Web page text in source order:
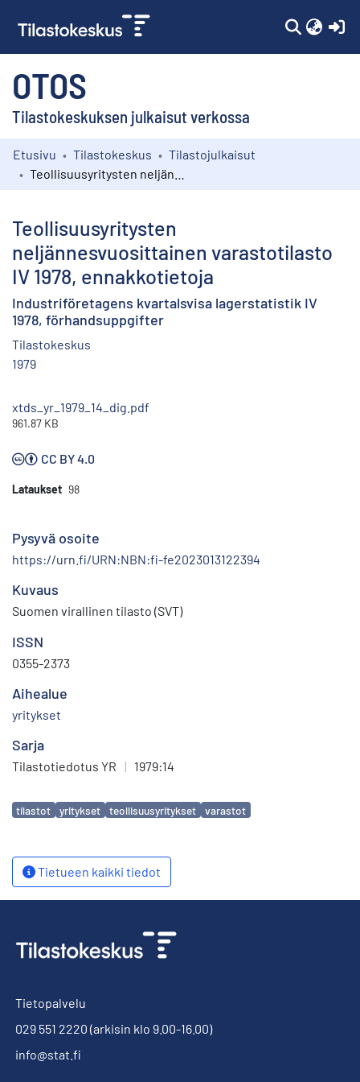
OTOS
Tilastokeskuksen julkaisut verkossa
Kokoelmat
Etusivu Tilastokeskus
Tilastojulkaisut
Teollisuusyritysten
neljännesvuosittainen varastotilasto
IV 1978, ennakkotietoja
Industriföretagens kvartalsvisa lagerstatistik IV
1978, förhandsuppgifter
Tilastokeskus
1979
xtds_yr_1979_14_dig.pdf
961.87 KB
CC BY 4.0
Lataukset 98
Pysyvä osoite
https://urn.fi/URN:NBN:fi-fe2023013122394
Kuvaus
Suomen virallinen tilasto (SVT)
ISSN
0355-2373
Aihealue
yritykset
Sarja
Tilastotiedotus YR | 1979:14
Avainsanat
tilastot yritykset teollisuusyritykset varastot
Tietueen kaikki tiedot
Tietopalvelu
029 551 2220 (arkisin klo 9.00-16.00)
info@stat.fi